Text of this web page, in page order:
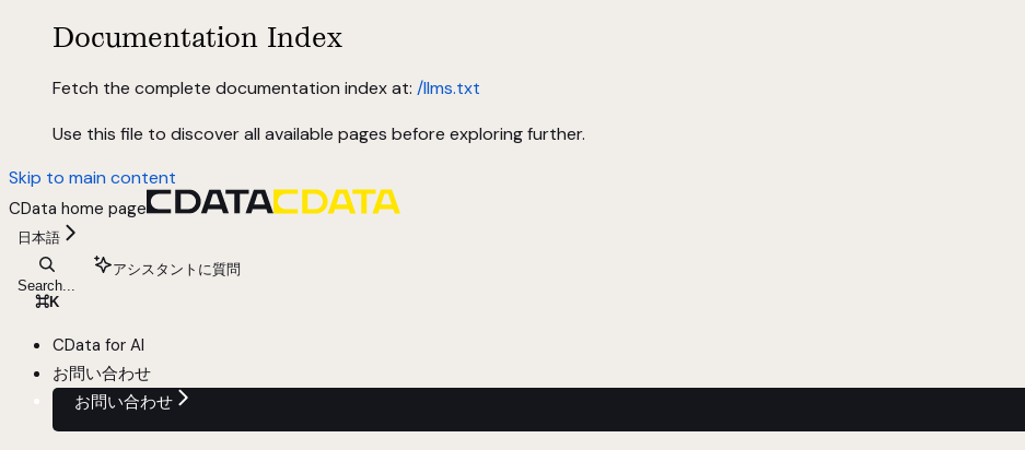
Documentation Index
Fetch the complete documentation index at: /llms.txt
Use this file to discover all available pages before exploring further.
Skip to main content
CData home page
日本語
Search...
⌘K
アシスタントに質問
CData for AI
お問い合わせ
お問い合わせ